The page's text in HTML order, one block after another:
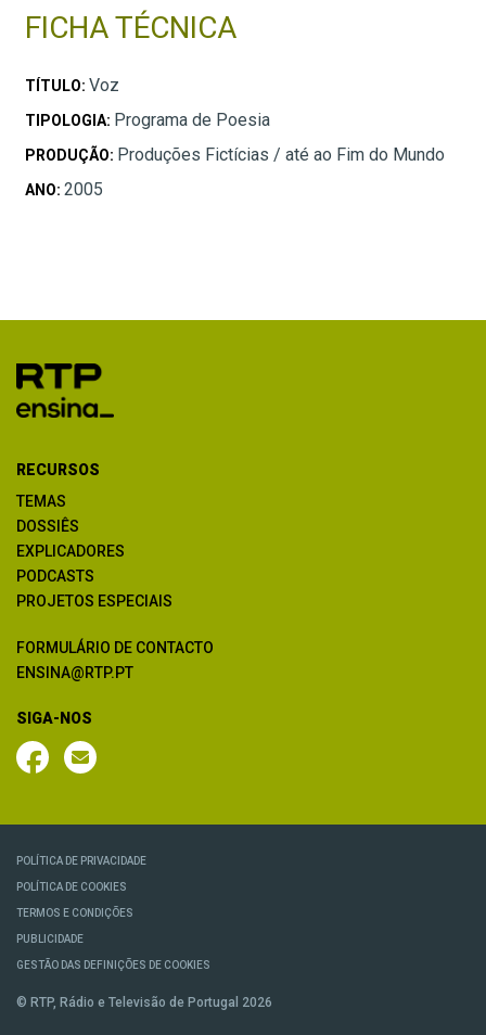
FICHA TÉCNICA
TÍTULO: Voz
TIPOLOGIA: Programa de Poesia
PRODUÇÃO: Produções Fictícias / até ao Fim do Mundo
ANO: 2005
RECURSOS
TEMAS
DOSSIÊS
EXPLICADORES
PODCASTS
PROJETOS ESPECIAIS
FORMULÁRIO DE CONTACTO
ENSINA@RTP.PT
SIGA-NOS
POLÍTICA DE PRIVACIDADE
POLÍTICA DE COOKIES
TERMOS E CONDIÇÕES
PUBLICIDADE
GESTÃO DAS DEFINIÇÕES DE COOKIES
© RTP, Rádio e Televisão de Portugal 2026